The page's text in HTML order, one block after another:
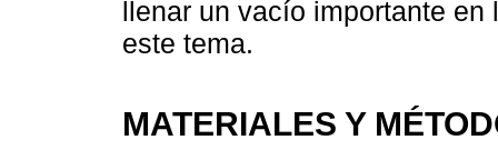
llenar un vacío importante
este tema.
MATERIALES Y